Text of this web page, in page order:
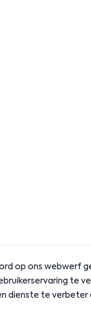
op ons webwerf
te
dienste te verbeter